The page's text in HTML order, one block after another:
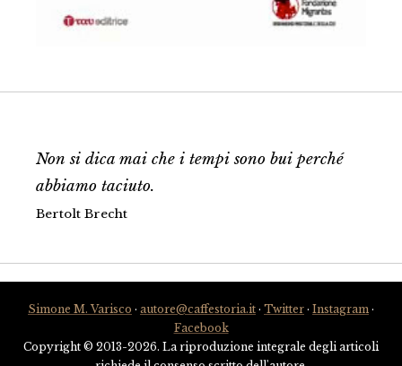
Non si dica mai che i tempi sono bui perché
abbiamo taciuto.
Bertolt Brecht
Simone M. Varisco · autore@caffestoria.it · Twitter · Instagram ·
Facebook
Copyright © 2013-2026. La riproduzione integrale degli articoli